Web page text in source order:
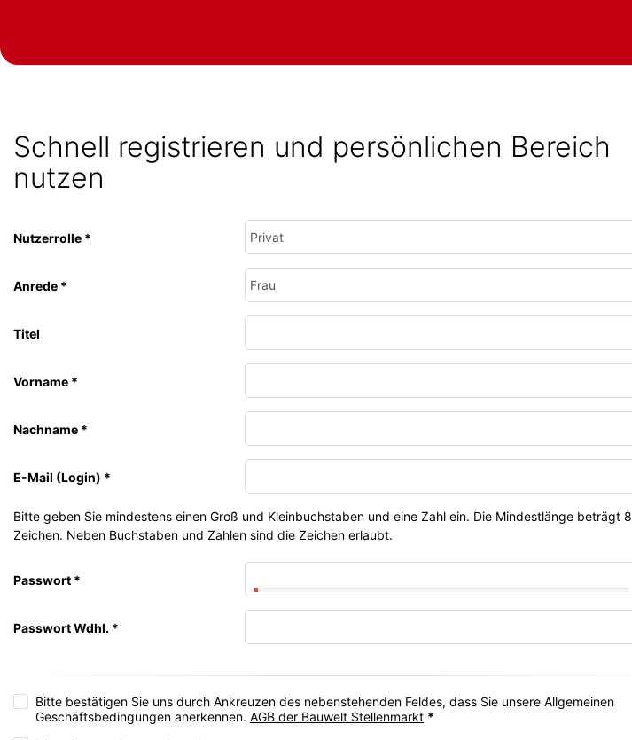
Schnell registrieren und persönlichen Bereich
nutzen
Nutzerrolle *
Anrede *
Titel
Vorname *
Nachname *
E-Mail (Login) *
Bitte geben Sie mindestens einen Groß und Kleinbuchstaben und eine Zahl ein. Die Mindestlänge beträgt 8
Zeichen. Neben Buchstaben und Zahlen sind die Zeichen erlaubt.
Passwort *
Passwort Wdhl. *
Bitte bestätigen Sie uns durch Ankreuzen des nebenstehenden Feldes, dass Sie unsere Allgemeinen
Geschäftsbedingungen anerkennen. AGB der Bauwelt Stellenmarkt *